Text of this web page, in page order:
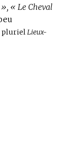
« Le Cheval
plurielLieux-